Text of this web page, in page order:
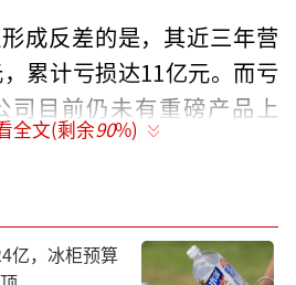
成反差的是，其近三年营
累计亏损达11亿元。而亏
司目前仍未有重磅产品上
还在大幅增长。
科康冲刺科创板，除为自
意在为多年陪跑的创投机
。
全文(剩余90%)
亿，冰柜预算